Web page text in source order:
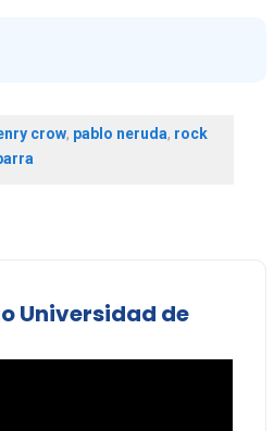
crow, pablo neruda, rock
Universidad de